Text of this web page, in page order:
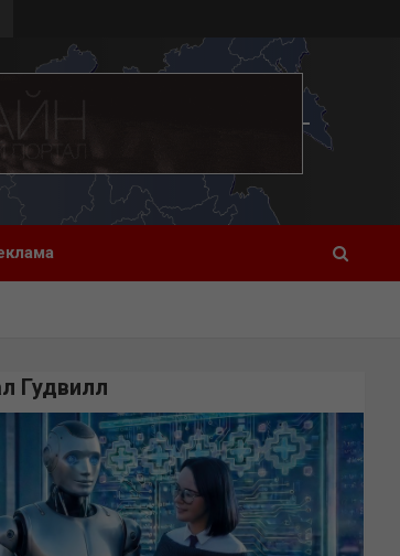
Гудвилл